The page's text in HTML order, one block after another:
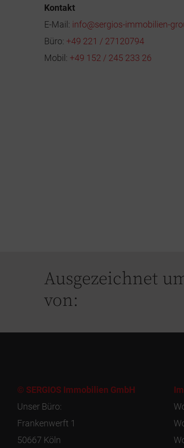
Kontakt
E-Mail: info@sergios-immobilien-
Büro: +49 221 / 27120794
Mobil: +49 152 / 245 233 26
Ausgezeichnet
von:
© SERGIOS Immobilien GmbH
Unser Büro:
Frankenwerft 1
50667 Köln